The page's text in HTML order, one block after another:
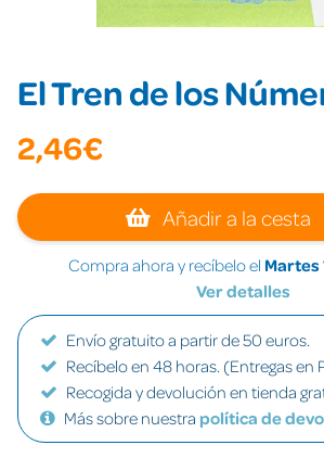
El Tren de los
2,46€
Añadir a la cesta
Compra ahora y recíbelo el Martes
Ver detalles
Envío gratuito a partir de 50 euros.
Recíbelo en 48 horas. (Entregas en
Recogida y devolución en tienda
Más sobre nuestra política de